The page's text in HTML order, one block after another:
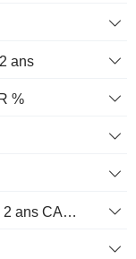
ans
%
Immobilisations corporelles nettes, 2 ans CAGR %